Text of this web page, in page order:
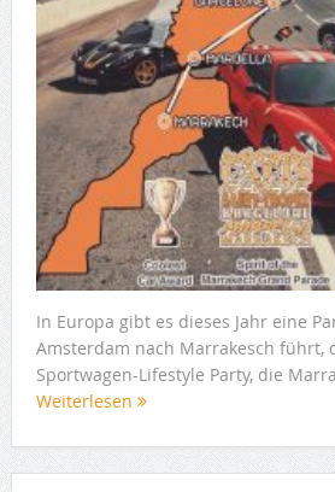
In Europa gibt es dieses Jahr eine
Amsterdam nach Marrakesch führt,
Sportwagen-Lifestyle Party, die
Weiterlesen